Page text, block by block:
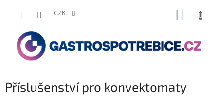
CZK
Příslušenství pro konvektomaty